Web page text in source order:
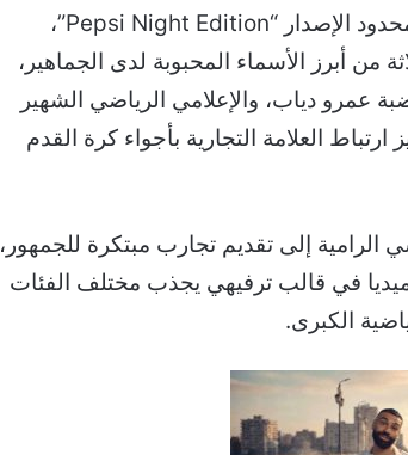
أعلنت شركة بيبسي عن إطلاق منتجها الجديد محدود الإصدار “Pepsi Night Edition”،
من أبرز الأسماء المحبوبة لدى الجماهير،
عمرو دياب، والإعلامي الرياضي الشهير
العلامة التجارية بأجواء كرة القدم
الرامية إلى تقديم تجارب مبتكرة للجمهور،
في قالب ترفيهي يجذب مختلف الفئات
الكبرى.